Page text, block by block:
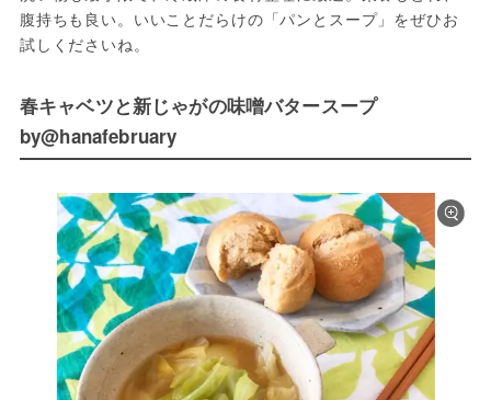
腹持ちも良い。いいことだらけの「パンとスープ」をぜひお
試しくださいね。
春キャベツと新じゃがの味噌バタースープ
by@hanafebruary